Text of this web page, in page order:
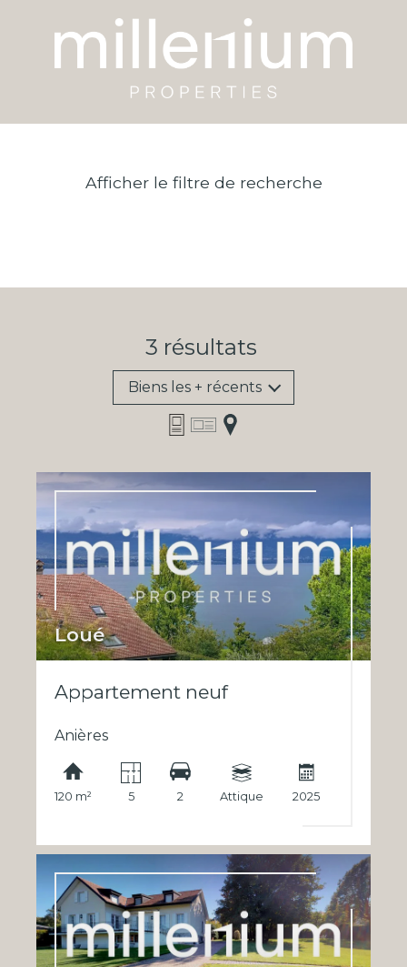
Afficher le filtre de recherche
3 résultats
Biens les + récents
Loué
Appartement neuf
Anières
120 m² 5 2 Attique 2025